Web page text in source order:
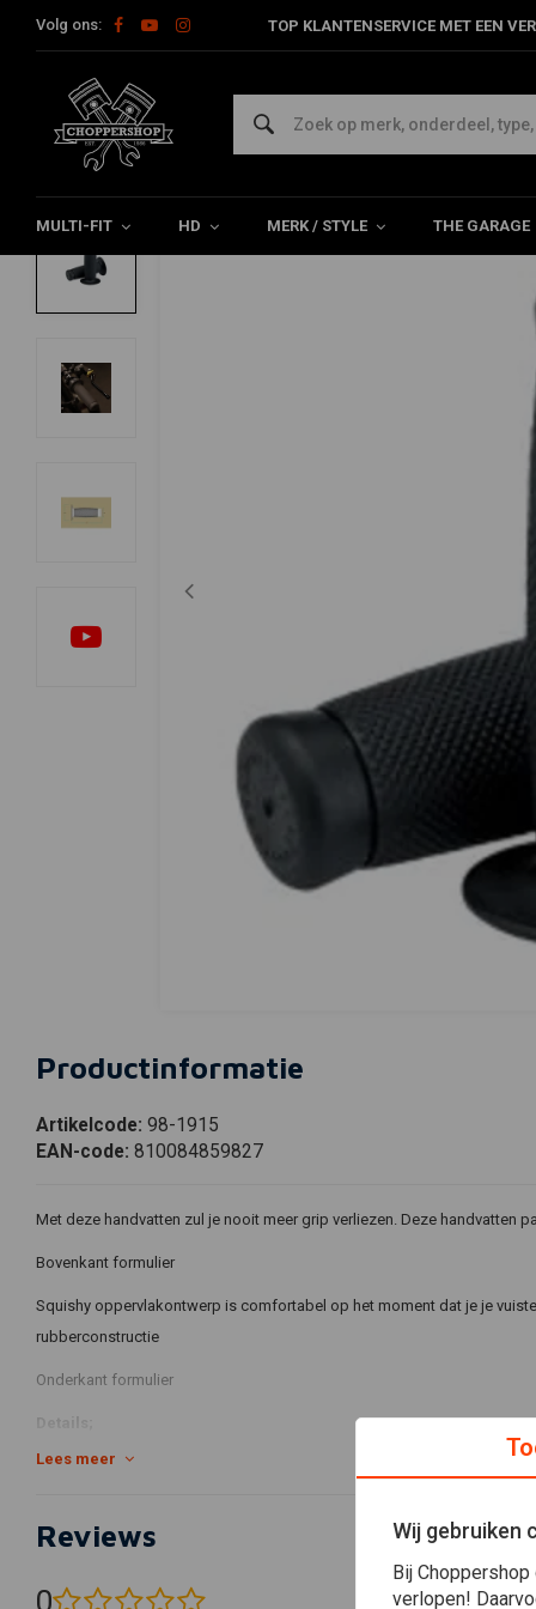
Volg ons: TOP KLANTENSERVICE MET EEN
MULTI-FIT HD MERK / STYLE THE GARAGE
Home Multi-fit Stuur & Toebehoor Handvatten
BILTWELL
22mmRenegade Handvatten Black TPV
Productinformatie
Artikelcode: 98-1915
EAN-code: 810084859827
Met deze handvatten zul je nooit meer grip verliezen. Deze handvatten
Bovenkant formulier
Squishy oppervlakontwerp is comfortabel op het moment dat je je
rubberconstructie
Onderkant formulier
UV- en weersbestendige TPV-rubbersamenstelling
Gegroefd voor installatie van veiligheidsdraden
Lees meer
Reviews
0
Wij gebruiken
Bij
verlopen!